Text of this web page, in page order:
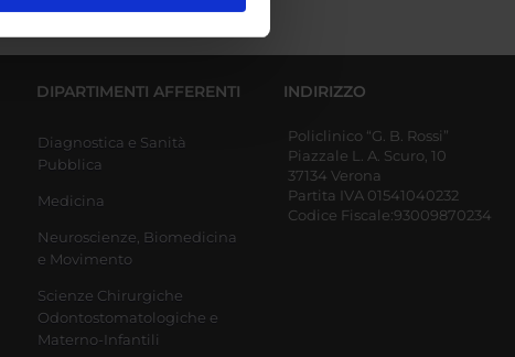
che hai fornito loro o
DIPARTIMENTI AFFERENTI
Diagnostica e Sanità
Pubblica
Medicina
Neuroscienze, Biomedicina
e Movimento
Scienze Chirurgiche
Odontostomatologiche e
Materno-Infantili
INDIRIZZO
Policlinico “G. B. Rossi”
Piazzale L. A. Scuro, 10
37134 Verona
Partita IVA 01541040232
Codice Fiscale:93009870234